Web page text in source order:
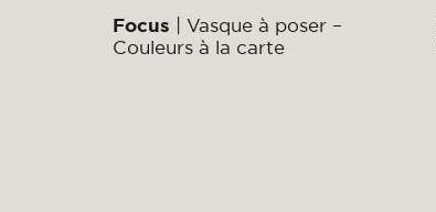
Focus | Vasque à poser –
Couleurs à la carte